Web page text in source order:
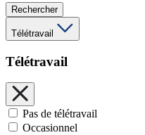
Rechercher
Télétravail
Télétravail
Pas de télétravail
Occasionnel